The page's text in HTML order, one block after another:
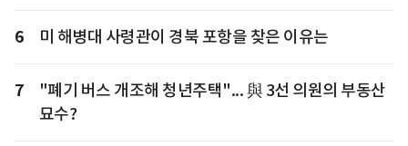
6 미 해병대 사령관이 경북 포항을 찾은 이유는
7
"폐기 버스 개조해 청년주택"... 與 3선 의원의 부동산
묘수?